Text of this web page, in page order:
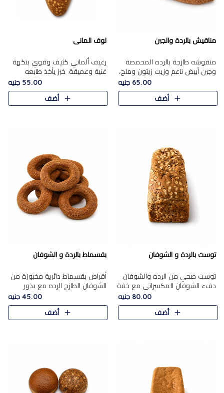
مناقيش بالردة والجبن
منقوشه طازجة بالرده المحمصة
وجبن أبيض ناعم وزيت زيتون وملح،
مباشرة من الفرن.الرده مع نعومة
الجبن فوق عجينة طازجة.
65.00 جنيه
أضف
لوف المانى
رغيف ألماني كثيف وقوي بنكهة
غنية وعميقة. خبز يأخذ طابعه
55.00 جنيه
أضف
توست بالردة و الشوفان
توست صحي من الرده والشوفان.
دفء الشوفان المكسراتي مع خفة
80.00 جنيه
أضف
بقسماط بالردة و الشوفان
أقراص بقسماط دائرية مخبوزة من
الشوفان الطازج الرده مع بذور
مختارة. قرمشة الحبوب والبذور،
بداية صحية لكل صباح.
45.00 جنيه
أضف